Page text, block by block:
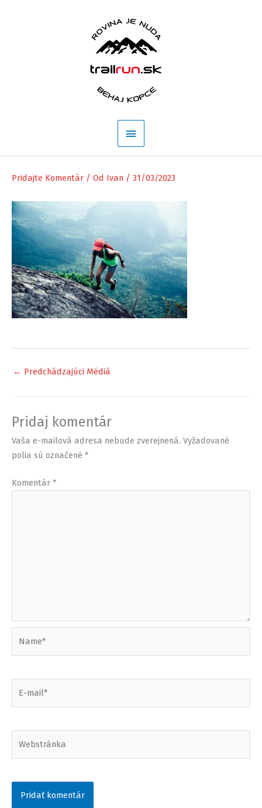
Hlavné
Menu
Pridajte Komentár / Od Ivan / 31/03/2023
← Predchádzajúci Médiá
Pridaj komentár
Vaša e-mailová adresa nebude zverejnená. Vyžadované
polia sú označené *
Komentár *